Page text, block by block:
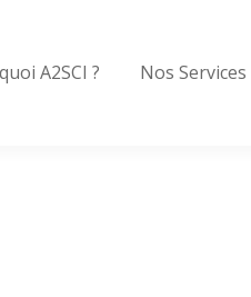
A2SCI ? Nos Services